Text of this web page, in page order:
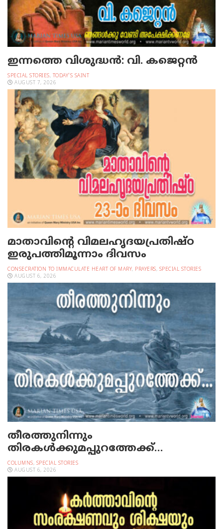
ഇന്നത്തെ വിശുദ്ധന്‍: വി. കജെറ്റന്‍
SPECIAL STORIES, TODAY'S SAINT
AUGUST 7, 2026
മാതാവിന്റെ വിമലഹൃദയപ്രതിഷ്ഠ
ഇരുപത്തിമൂന്നാം ദിവസം
CONSECRATION TO IMMACULATE HEART OF MARY, PRAYERS, SPECIAL STORIES
AUGUST 6, 2026
തീരത്തുനിന്നും
തിരകള്‍ക്കുമപ്പുറത്തേക്ക്…
COLUMNS, SPECIAL STORIES
AUGUST 6, 2026